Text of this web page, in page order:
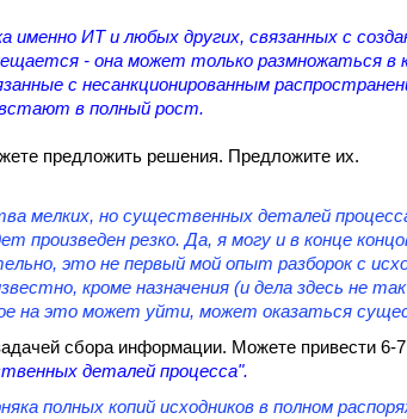
ИТ и любых других, связанных с
- она может только размножаться в
с несанкционированным
в полный рост.
предложить решения. Предложите их.
мелких, но существенных деталей
произведен резко. Да, я могу и в конце
это не первый мой опыт разборок с
кроме назначения (и дела здесь не
на это может уйти, может оказаться
сбора информации. Можете привести 6-
деталей процесса".
полных копий исходников в полном